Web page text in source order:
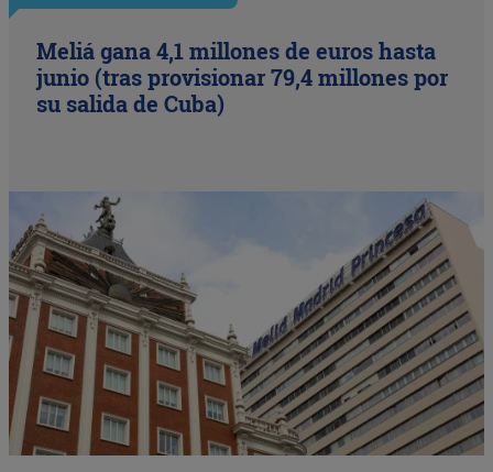
Meliá gana 4,1 millones de euros hasta
junio (tras provisionar 79,4 millones por
su salida de Cuba)